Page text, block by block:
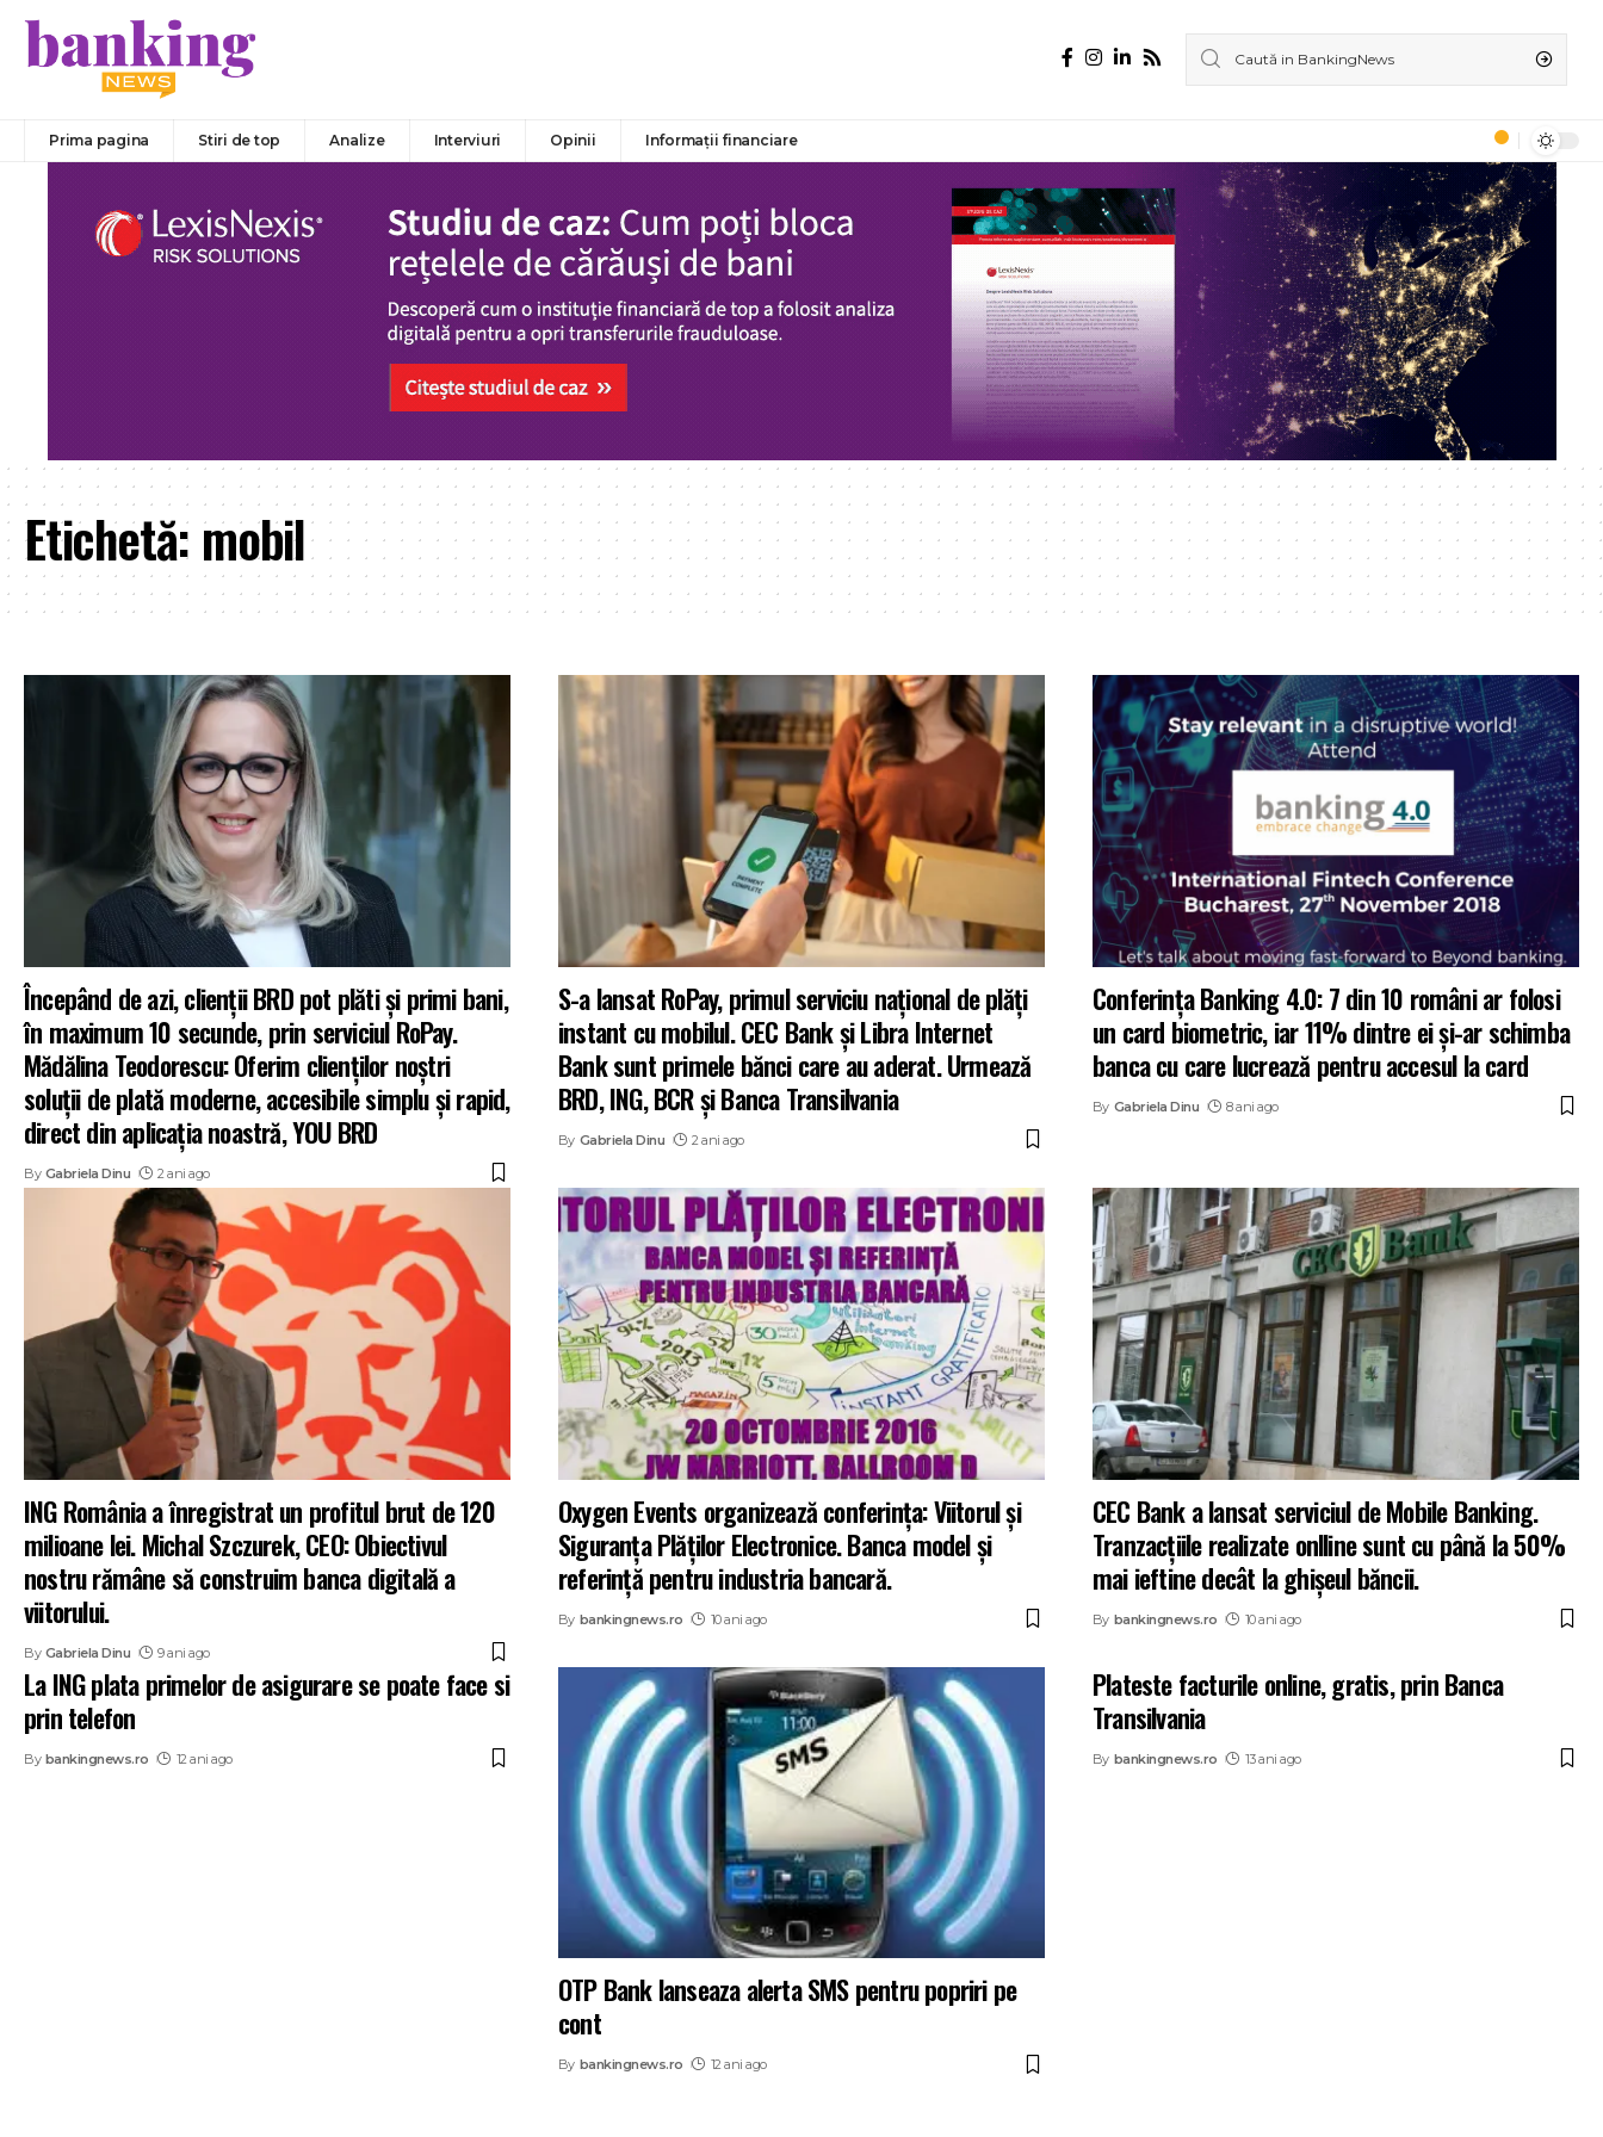
Prima pagina Stiri de top Analize Interviuri Opinii Informații financiare
Etichetă: mobil
Începând de azi, clienții BRD pot plăti și primi bani,
în maximum 10 secunde, prin serviciul RoPay.
Mădălina Teodorescu: Oferim clienților noștri
soluții de plată moderne, accesibile simplu și rapid,
direct din aplicația noastră, YOU BRD
By Gabriela Dinu 2 ani ago
S-a lansat RoPay, primul serviciu național de plăți
instant cu mobilul. CEC Bank și Libra Internet
Bank sunt primele bănci care au aderat. Urmează
BRD, ING, BCR și Banca Transilvania
By Gabriela Dinu 2 ani ago
Conferința Banking 4.0: 7 din 10 români ar folosi
un card biometric, iar 11% dintre ei și-ar schimba
banca cu care lucrează pentru accesul la card
By Gabriela Dinu 8 ani ago
ING România a înregistrat un profitul brut de 120
milioane lei. Michal Szczurek, CEO: Obiectivul
nostru rămâne să construim banca digitală a
viitorului.
By Gabriela Dinu 9 ani ago
Oxygen Events organizează conferinţa: Viitorul și
Siguranța Plăților Electronice. Banca model și
referință pentru industria bancară.
By bankingnews.ro 10 ani ago
CEC Bank a lansat serviciul de Mobile Banking.
Tranzacțiile realizate onlline sunt cu până la 50%
mai ieftine decât la ghișeul băncii.
By bankingnews.ro 10 ani ago
La ING plata primelor de asigurare se poate face si
prin telefon
By bankingnews.ro 12 ani ago
OTP Bank lanseaza alerta SMS pentru popriri pe
cont
By bankingnews.ro 12 ani ago
Plateste facturile online, gratis, prin Banca
Transilvania
By bankingnews.ro 13 ani ago